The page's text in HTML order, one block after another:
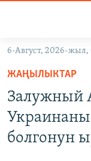
Навигацияга
өтүңүз
Издөөгө
салыңызКЫРГЫЗСТАН
ДҮЙНӨ
УКРАИНА
6-Август, 2026-
ЖАҢЫЛЫКТАР
Залужный
болгонун